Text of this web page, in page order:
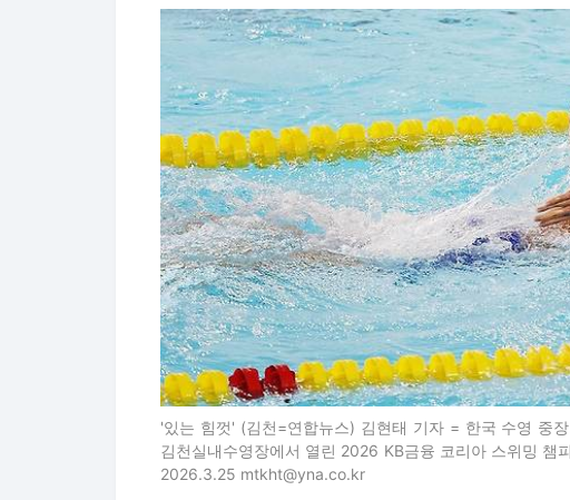
'있는 힘껏' (김천=연합뉴스) 김현태 기자 = 한국 수영 중
김천실내수영장에서 열린 2026 KB금융 코리아 스위밍
2026.3.25 mtkht@yna.co.kr
실전 감각을 극대화하는 데 제약이 될 수 있지만
그는 "호주 선수들에게 중요한 선발전인 만큼
다"며 "나는 B파이널에서도 최선을 다할 생각
과보다는 레이스적인 부분과 페이스 운영을 집